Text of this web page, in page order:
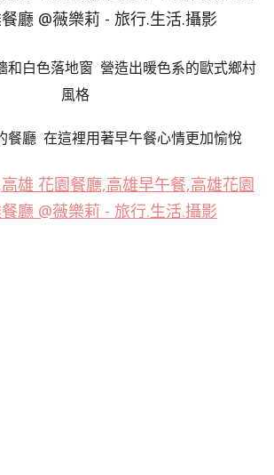
和白色落地窗 營造出暖色系的歐式鄉村
風格
餐廳 在這裡用著早午餐心情更加愉悅